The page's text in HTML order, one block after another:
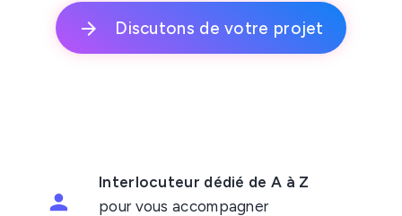
Discutons de votre projet
Interlocuteur dédié de A à Z
pour vous accompagner